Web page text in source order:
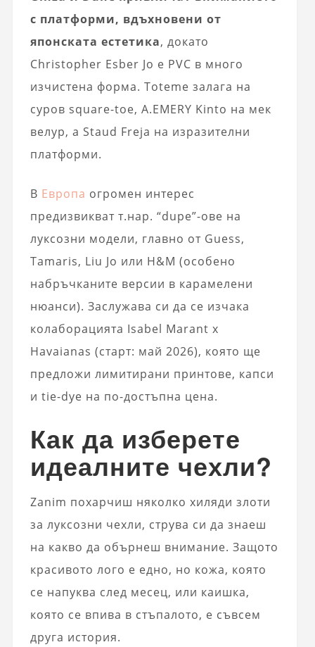
с платформи, вдъхновени от
японската естетика, докато
Christopher Esber Jo е PVC в много
изчистена форма. Toteme залага на
суров square-toe, A.EMERY Kinto на мек
велур, а Staud Freja на изразителни
платформи.
В Европа огромен интерес
предизвикват т.нар. “dupe”-ове на
луксозни модели, главно от Guess,
Tamaris, Liu Jo или H&M (особено
набръчканите версии в карамелени
нюанси). Заслужава си да се изчака
колаборацията Isabel Marant x
Havaianas (старт: май 2026), която ще
предложи лимитирани принтове, капси
и tie-dye на по-достъпна цена.
Как да изберете
идеалните чехли?
Zanim похарчиш няколко хиляди злоти
за луксозни чехли, струва си да знаеш
на какво да обърнеш внимание. Защото
красивото лого е едно, но кожа, която
се напуква след месец, или каишка,
която се впива в стъпалото, е съвсем
друга история.